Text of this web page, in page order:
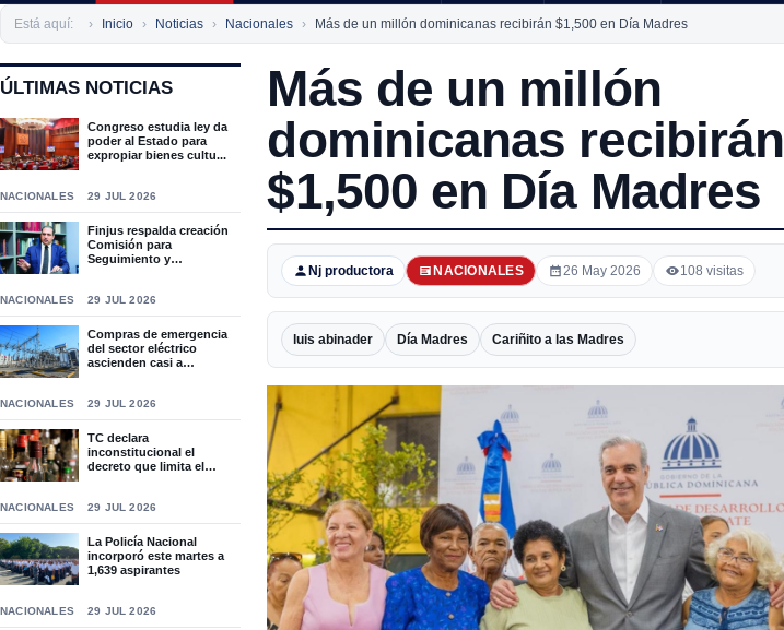
Está aquí: Inicio Noticias Nacionales Más de un millón dominicanas recibirán $1,500 en Día Madres
ÚLTIMAS NOTICIAS
Congreso estudia ley da
poder al Estado para
expropiar bienes cultu...
NACIONALES 29 JUL 2026
Finjus respalda creación
Comisión para
Seguimiento y
NACIONALES 29 JUL 2026
Compras de emergencia
del sector eléctrico
ascienden casi a
NACIONALES 29 JUL 2026
TC declara
inconstitucional el
decreto que limita el
NACIONALES 29 JUL 2026
La Policía Nacional
incorporó este martes a
1,639 aspirantes
NACIONALES 29 JUL 2026
Más de un millón
dominicanas recibirán
$1,500 en Día Madres
Nj productora NACIONALES 26 May 2026 108 visitas
luis abinader Día Madres Cariñito a las Madres